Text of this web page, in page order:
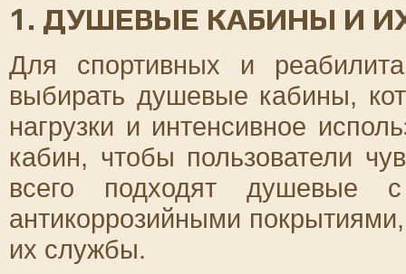
1. ДУШЕВЫЕ КАБИНЫ И
Для спортивных и
выбирать душевые кабины,
нагрузки и интенсивное
кабин, чтобы пользователи
всего подходят душевые
антикоррозийными
их службы.